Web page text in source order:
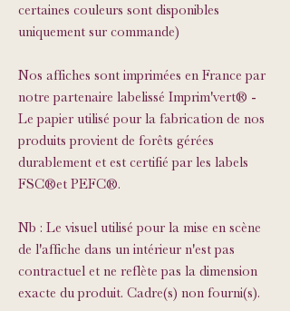
certaines couleurs sont disponibles
uniquement sur commande)
Nos affiches sont imprimées en France par
notre partenaire labelissé Imprim'vert® -
Le papier utilisé pour la fabrication de nos
produits provient de forêts gérées
durablement et est certifié par les labels
FSC®et PEFC®.
Nb : Le visuel utilisé pour la mise en scène
de l'affiche dans un intérieur n'est pas
contractuel et ne reflète pas la dimension
exacte du produit. Cadre(s) non fourni(s).